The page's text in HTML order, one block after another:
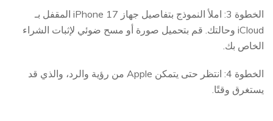
الخطوة 3: املأ النموذج بتفاصيل جهاز iPhone 17 المقفل بـ
iCloud وحالتك. قم بتحميل صورة أو مسح ضوئي لإثبات الشراء
الخاص بك.
الخطوة 4: انتظر حتى يتمكن Apple من رؤية والرد، والذي قد
يستغرق وقتًا.